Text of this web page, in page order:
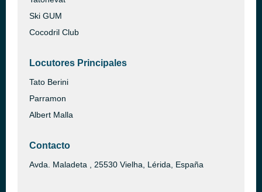
Ski GUM
Cocodril Club
Locutores Principales
Tato Berini
Parramon
Albert Malla
Contacto
Avda. Maladeta , 25530 Vielha, Lérida, España